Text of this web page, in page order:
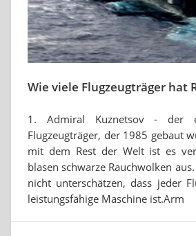
Wie viele Flugzeugträger hat
1. Admiral Kuznetsov - der
Flugzeugträger, der 1985 gebaut
mit dem Rest der Welt ist es
blasen schwarze Rauchwolken
nicht unterschätzen, dass jeder
leistungsfähige Maschine ist.Arm